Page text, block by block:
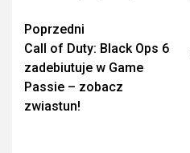
Zobacz
wpisy
Poprzedni
Call of Duty: Black Ops 6
zadebiutuje w Game
Passie – zobacz
zwiastun!